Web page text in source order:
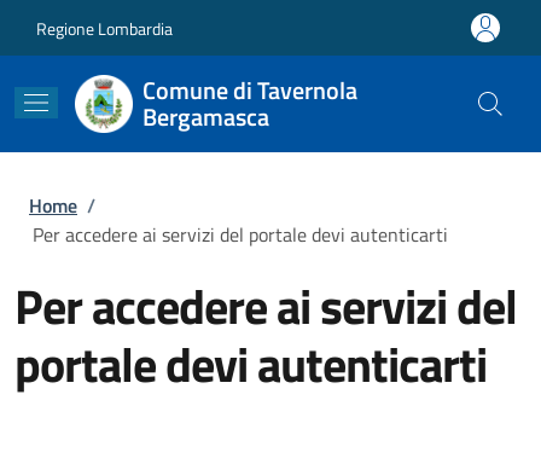
Regione Lombardia
Comune di Tavernola
Bergamasca
Briciole di pane
Home /
Per accedere ai servizi del portale devi autenticarti
Per accedere ai servizi del
portale devi autenticarti